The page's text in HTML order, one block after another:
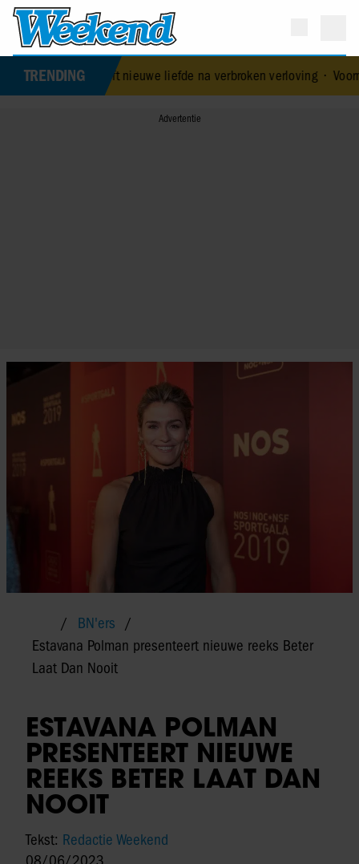
TRENDING
heeft nieuwe liefde na verbroken verloving•Voormalig prins
BN'ers
Estavana Polman presenteert nieuwe reeks Beter
Laat Dan Nooit
ESTAVANA POLMAN
PRESENTEERT NIEUWE
REEKS BETER LAAT DAN
NOOIT
Tekst: Redactie Weekend